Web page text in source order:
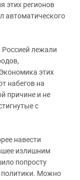
этих регионов
автоматического
лежали
этих
набегов на
причине и не
с
навести
излишним
попросту
политики. Можно